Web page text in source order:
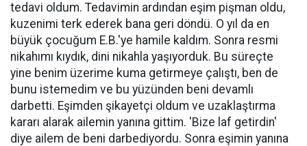
tedavi oldum. Tedavimin ardından eşim pişman oldu,
kuzenimi terk ederek bana geri döndü. O yıl da en
büyük çocuğum E.B.'ye hamile kaldım. Sonra resmi
nikahımı kıydık, dini nikahla yaşıyorduk. Bu süreçte
yine benim üzerime kuma getirmeye çalıştı, ben de
bunu istemedim ve bu yüzünden beni devamlı
darbetti. Eşimden şikayetçi oldum ve uzaklaştırma
kararı alarak ailemin yanına gittim. 'Bize laf getirdin'
diye ailem de beni darbediyordu. Sonra eşimin yanına